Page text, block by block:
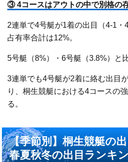
③ 4コースはアウトの中で別格の
2連単で4号艇が1着の出目（4-1・
占有率合計は12%。
5号艇（8%）・6号艇（3.8%）と
3連単でも4号艇が2着に絡む出目
り、桐生競艇における4コースの
る。
【季節別】桐生競艇の
春夏秋冬の出目ランキ